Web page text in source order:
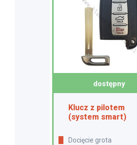
dostępny
Klucz z pilotem
(system smart)
Docięcie grota